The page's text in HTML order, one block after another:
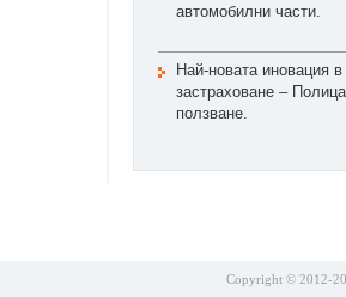
автомобилни части.
Най-новата иновация
застраховане –
ползване.
Copyright © 2012-